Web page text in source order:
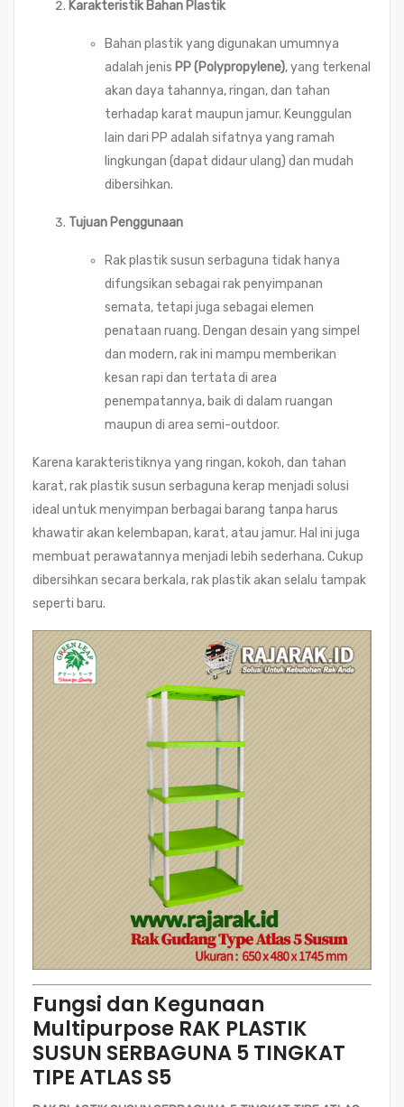
Karakteristik Bahan Plastik
Bahan plastik yang digunakan umumnya
adalah jenis PP (Polypropylene), yang terkenal
akan daya tahannya, ringan, dan tahan
terhadap karat maupun jamur. Keunggulan
lain dari PP adalah sifatnya yang ramah
lingkungan (dapat didaur ulang) dan mudah
dibersihkan.
Tujuan Penggunaan
Rak plastik susun serbaguna tidak hanya
difungsikan sebagai rak penyimpanan
semata, tetapi juga sebagai elemen
penataan ruang. Dengan desain yang simpel
dan modern, rak ini mampu memberikan
kesan rapi dan tertata di area
penempatannya, baik di dalam ruangan
maupun di area semi-outdoor.
Karena karakteristiknya yang ringan, kokoh, dan tahan
karat, rak plastik susun serbaguna kerap menjadi solusi
ideal untuk menyimpan berbagai barang tanpa harus
khawatir akan kelembapan, karat, atau jamur. Hal ini juga
membuat perawatannya menjadi lebih sederhana. Cukup
dibersihkan secara berkala, rak plastik akan selalu tampak
seperti baru.
Fungsi dan Kegunaan
Multipurpose RAK PLASTIK
SUSUN SERBAGUNA 5 TINGKAT
TIPE ATLAS S5